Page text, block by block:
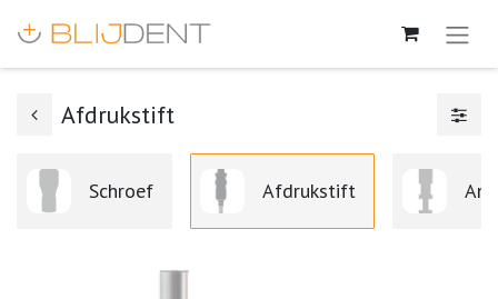
Afdrukstift
Schroef Afdrukstift